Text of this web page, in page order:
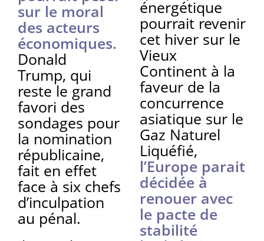
sur le moral
des acteurs
économiques.
Donald
Trump, qui
reste le grand
favori des
sondages pour
la nomination
républicaine,
fait en effet
face à six chefs
d’inculpation
au pénal.
énergétique
pourrait revenir
cet hiver sur le
Vieux
Continent à la
faveur de la
concurrence
asiatique sur le
Gaz Naturel
Liquéfié,
l’Europe parait
décidée à
renouer avec
le pacte de
stabilité